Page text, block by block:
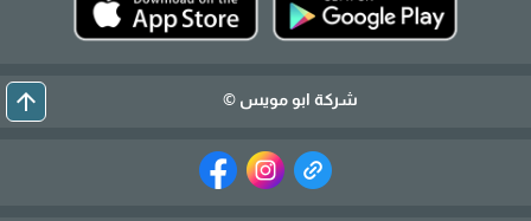
شركة ابو مويس © arrow_upward